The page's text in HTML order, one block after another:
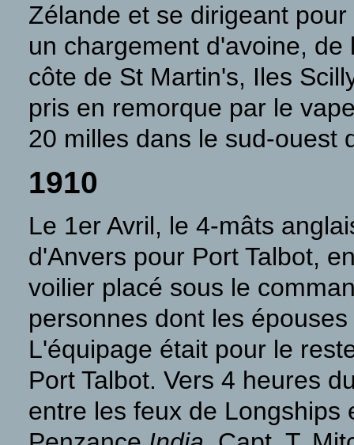
Zélande et se dirigeant
un chargement d'avoine,
côte de St Martin's, Iles
pris en remorque par le
20 milles dans le sud-ouest
1910
Le 1er Avril, le 4-mâts
d'Anvers pour Port Talbot,
voilier placé sous le
personnes dont les
L'équipage était pour le
Port Talbot. Vers 4 heures
entre les feux de Longships